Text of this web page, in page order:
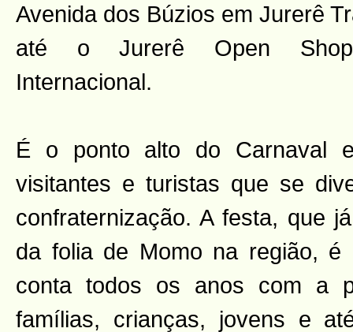
Avenida dos Búzios em Jurerê
até o Jurerê Open
Internacional.
É o ponto alto do Carnaval
visitantes e turistas que se
confraternização. A festa, que
da folia de Momo na região, é
conta todos os anos com a
famílias, crianças, jovens e